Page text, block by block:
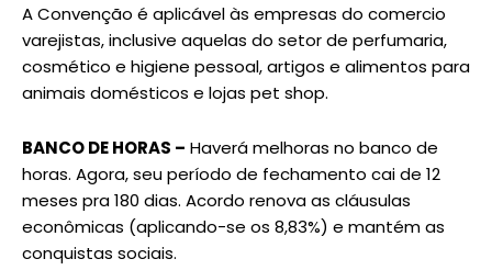
A Convenção é aplicável às empresas do comercio
varejistas, inclusive aquelas do setor de perfumaria,
cosmético e higiene pessoal, artigos e alimentos para
animais domésticos e lojas pet shop.
BANCO DE HORAS – Haverá melhoras no banco de
horas. Agora, seu período de fechamento cai de 12
meses pra 180 dias. Acordo renova as cláusulas
econômicas (aplicando-se os 8,83%) e mantém as
conquistas sociais.